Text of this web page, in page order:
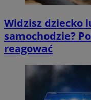
Widzisz dziecko
samochodzie?
reagować